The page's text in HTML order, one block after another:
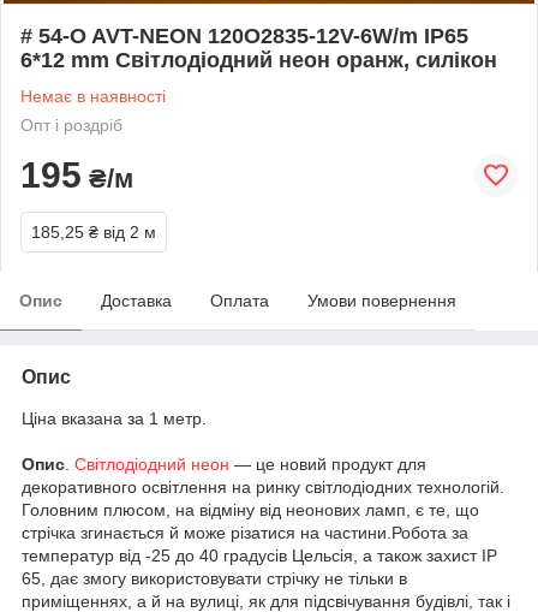
# 54-O AVT-NEON 120O2835-12V-6W/m IP65
6*12 mm Світлодіодний неон оранж, силікон
Немає в наявності
Опт і роздріб
195 ₴/м
185,25 ₴ від 2 м
Опис Доставка Оплата Умови повернення
Опис
Ціна вказана за 1 метр.
Опис Світлодіодний неон — це новий продукт для
декоративного освітлення на ринку світлодіодних технологій.
Головним плюсом, на відміну від неонових ламп, є те, що
стрічка згинається й може різатися на частини.Робота за
температур від -25 до 40 градусів Цельсія, а також захист IP
65, дає змогу використовувати стрічку не тільки в
приміщеннях, а й на вулиці, як для підсвічування будівлі, так і